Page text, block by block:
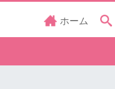
ホーム